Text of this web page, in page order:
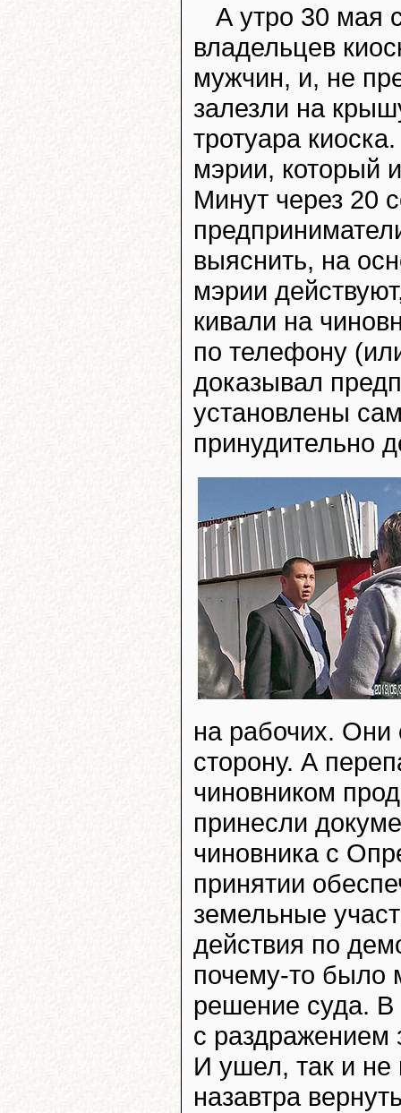
А утро 30 мая
владельцев
мужчин, и, не
залезли на
тротуара
мэрии, который
Минут через 20
выяснить, на
мэрии
кивали на
по телефону
доказывал
установлены
принудительно
на рабочих. Они
сторону. А
чиновником
принесли
чиновника с
принятии
земельные
действия по
почему-то было
решение суда. В
с раздражением
И ушел, так и
назавтра